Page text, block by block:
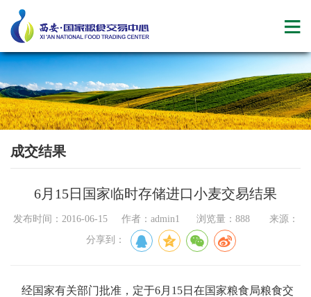
成交结果
6月15日国家临时存储进口小麦交易结果
发布时间：2016-06-15 作者：admin1 浏览量：888 来源：
分享到：
经国家有关部门批准，定于6月15日在国家粮食局粮食交